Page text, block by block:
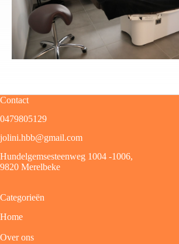
Contact
0479805129
jolini.hbb@gmail.com
Hundelgemsesteenweg 1004 -1006,
9820 Merelbeke
Categorieën
Home
Over ons